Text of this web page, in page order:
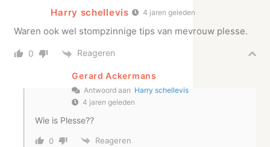
Harry schellevis 4 jaren geleden
Waren ook wel stompzinnige tips van mevrouw plesse.
0 Reageren
Gerard Ackermans
Antwoord aan Harry schellevis
4 jaren geleden
Wie is Plesse??
0 Reageren